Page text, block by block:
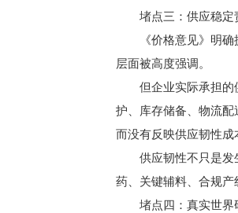
堵点三：供应稳定
《价格意见》明确提
层面被高度强调。
但企业实际承担的供
护、库存储备、物流
而没有反映供应韧性成
供应韧性不只是发生
药、关键辅料、合规产
堵点四：真实世界